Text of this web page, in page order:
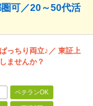
可／20～50代活
っちり両立♪／ 東証上
ませんか？
ベテランOK